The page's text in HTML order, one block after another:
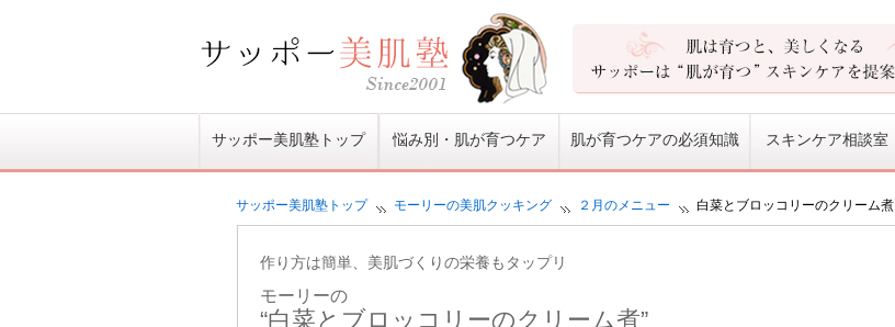
サッポー美肌塾トップ 悩み別・肌が育つケア 肌が育つケアの必須知識 スキンケア相談室
サッポー美肌塾 トップ モーリーの美肌クッキング ２月のメニュー 白菜とブロッコリーのクリーム煮
作り方は簡単、美肌づくりの栄養もタップリ
モーリーの
“白菜とブロッコリーのクリーム煮”